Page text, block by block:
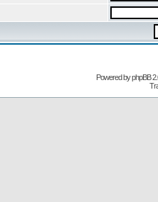
Powered byphpBB